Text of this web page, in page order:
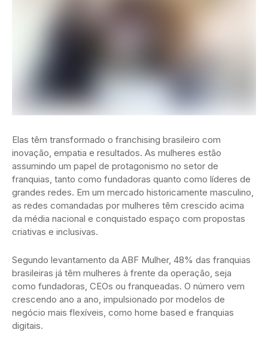
Elas têm transformado o franchising brasileiro com
inovação, empatia e resultados. As mulheres estão
assumindo um papel de protagonismo no setor de
franquias, tanto como fundadoras quanto como líderes de
grandes redes. Em um mercado historicamente masculino,
as redes comandadas por mulheres têm crescido acima
da média nacional e conquistado espaço com propostas
criativas e inclusivas.
Segundo levantamento da ABF Mulher, 48% das franquias
brasileiras já têm mulheres à frente da operação, seja
como fundadoras, CEOs ou franqueadas. O número vem
crescendo ano a ano, impulsionado por modelos de
negócio mais flexíveis, como home based e franquias
digitais.